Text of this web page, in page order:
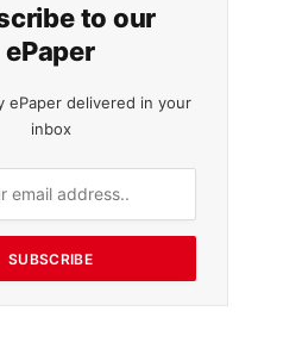
to our
ePaper
ePaper delivered in your
inbox
SUBSCRIBE